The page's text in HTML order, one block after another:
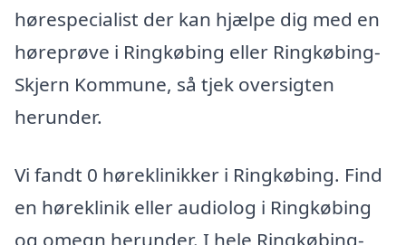
hørespecialist der kan hjælpe dig med en
høreprøve i Ringkøbing eller Ringkøbing-
Skjern Kommune, så tjek oversigten
herunder.
Vi fandt 0 høreklinikker i Ringkøbing. Find
en høreklinik eller audiolog i Ringkøbing
og omegn herunder. I hele Ringkøbing-